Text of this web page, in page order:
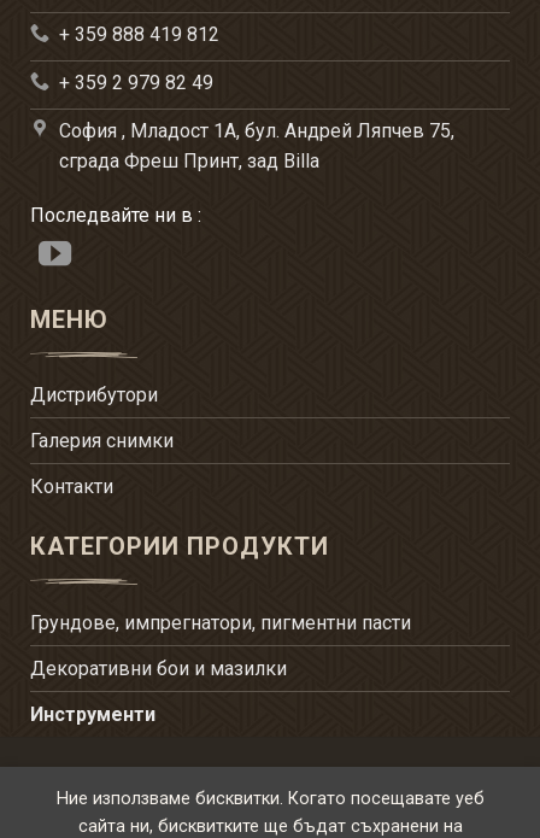
+ 359 888 419 812
+ 359 2 979 82 49
София , Младост 1А, бул. Андрей Ляпчев 75,
сграда Фреш Принт, зад Billa
Последвайте ни в :
МЕНЮ
Дистрибутори
Галерия снимки
Контакти
КАТЕГОРИИ ПРОДУКТИ
Грундове, импрегнатори, пигментни пасти
Декоративни бои и мазилки
Инструменти
УСЛОВИЯ ЗА ПОЛЗВАНЕ
ПОЛИТИКА ЗА
ПОВЕРИТЕЛНОСТ
ПОЛИТИКА ЗА ЛИЧНИТЕ
Ние използваме бисквитки. Когато посещавате уеб
сайта ни, бисквитките ще бъдат съхранени на